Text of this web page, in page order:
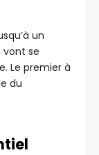
un
se
Le premier à
du